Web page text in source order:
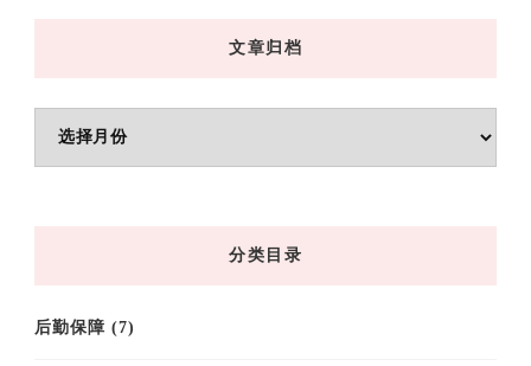
文章归档
分类目录
后勤保障 (7)